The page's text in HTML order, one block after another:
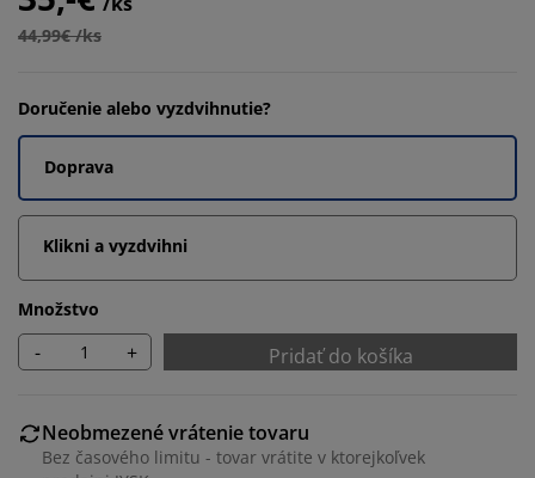
44,99€ /ks
Doručenie alebo vyzdvihnutie?
Doprava
Klikni a vyzdvihni
Množstvo
- + Pridať do košíka
Neobmezené vrátenie tovaru
Bez časového limitu - tovar vrátite v ktorejkoľvek